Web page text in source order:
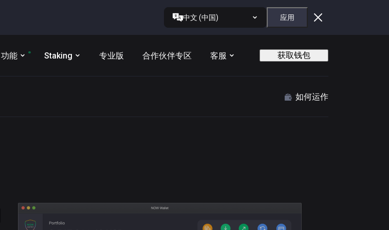
中文 (中国) 应用
功能 Staking 专业版 合作伙伴专区 客服 获取钱包
如何运作